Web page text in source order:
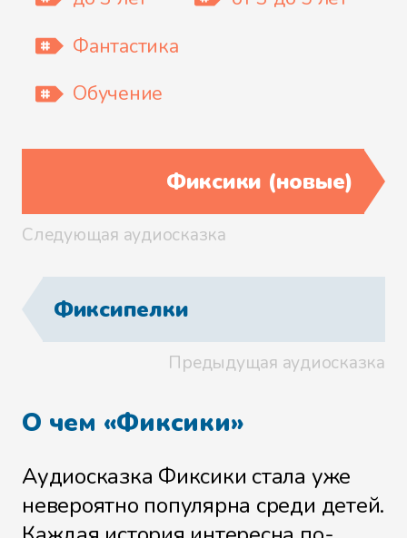
Интернет
Катапульта
Клавиатура
Команда
Фантастика
Обучение
Фиксики (новые)
Следующая аудиосказка
Фиксипелки
Предыдущая аудиосказка
О чем «Фиксики»
Аудиосказка Фиксики стала уже
невероятно популярна среди детей.